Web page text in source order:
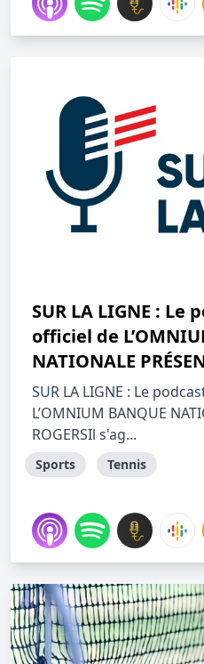
SUR LA LIGNE :
officiel de
NATIONALE
SUR LA LIGNE : Le
L’OMNIUM BANQUE
ROGERSIl s'ag...
Sports Tennis